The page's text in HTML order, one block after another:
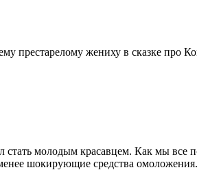
престарелому жениху в сказке про
молодым красавцем. Как мы все
шокирующие средства